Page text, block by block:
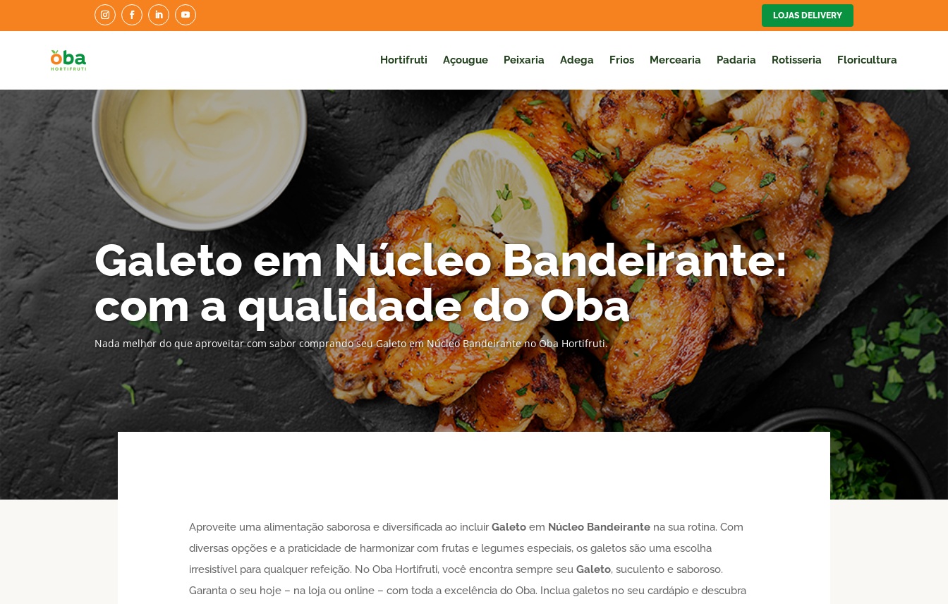
LOJAS DELIVERY
Hortifruti Açougue Peixaria Adega Frios Mercearia Padaria Rotisseria Floricultura
Galeto em Núcleo Bandeirante:
com a qualidade do Oba
Nada melhor do que aproveitar com sabor comprando seu Galeto em Núcleo Bandeirante no Oba Hortifruti.
Aproveite uma alimentação saborosa e diversificada ao incluirGaletoem Núcleo Bandeirantena sua rotina. Com
diversas opções e a praticidade de harmonizar com frutas e legumes especiais, os galetos são uma escolha
irresistível para qualquer refeição. No Oba Hortifruti, você encontra sempre seu Galeto, suculento e saboroso.
Garanta o seu hoje – na loja ou online – com toda a excelência do Oba. Inclua galetos no seu cardápio e descubra